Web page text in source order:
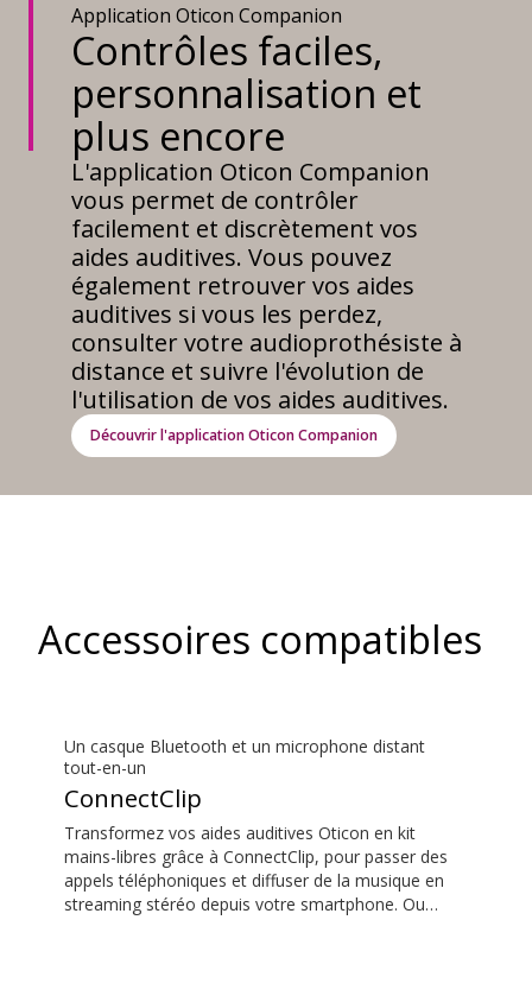
Application Oticon Companion
Contrôles faciles,
personnalisation et
plus encore
L'application Oticon Companion
vous permet de contrôler
facilement et discrètement vos
aides auditives. Vous pouvez
également retrouver vos aides
auditives si vous les perdez,
consulter votre audioprothésiste à
distance et suivre l'évolution de
l'utilisation de vos aides auditives.
Découvrir l'application Oticon Companion
Accessoires compatibles
Un casque Bluetooth et un microphone distant
tout-en-un
ConnectClip
Transformez vos aides auditives Oticon en kit
mains-libres grâce à ConnectClip, pour passer des
appels téléphoniques et diffuser de la musique en
streaming stéréo depuis votre smartphone. Ou